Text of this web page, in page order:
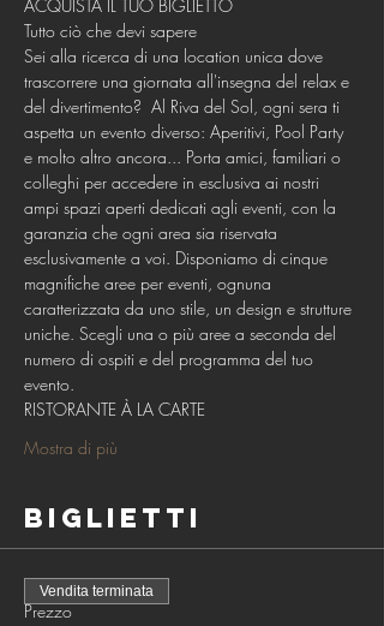
ACQUISTA IL TUO BIGLIETTO
Tutto ciò che devi sapere
Sei alla ricerca di una location unica dove
trascorrere una giornata all'insegna del relax e
del divertimento? ​ Al Riva del Sol, ogni sera ti
aspetta un evento diverso: Aperitivi, Pool Party
e molto altro ancora... Porta amici, familiari o
colleghi per accedere in esclusiva ai nostri
ampi spazi aperti dedicati agli eventi, con la
garanzia che ogni area sia riservata
esclusivamente a voi. Disponiamo di cinque
magnifiche aree per eventi, ognuna
caratterizzata da uno stile, un design e strutture
uniche. Scegli una o più aree a seconda del
numero di ospiti e del programma del tuo
evento.
RISTORANTE À LA CARTE
Mostra di più
Biglietti
Prezzo
Vendita terminata